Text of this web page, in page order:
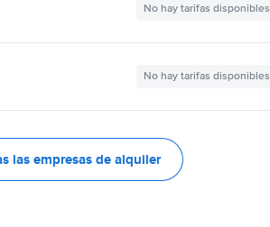
No hay tarifas disponibles
No hay tarifas disponibles
las empresas de alquiler